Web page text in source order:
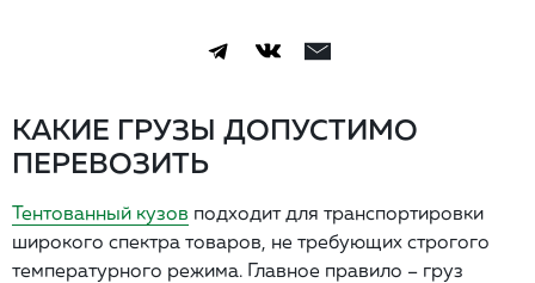
КАКИЕ ГРУЗЫ ДОПУСТИМО
ПЕРЕВОЗИТЬ
Тентованный кузов подходит для транспортировки
широкого спектра товаров, не требующих строгого
температурного режима. Главное правило – груз